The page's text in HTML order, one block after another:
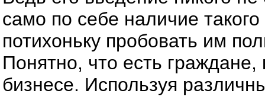
само по себе наличие
потихоньку пробовать им
Понятно, что есть
бизнесе. Используя